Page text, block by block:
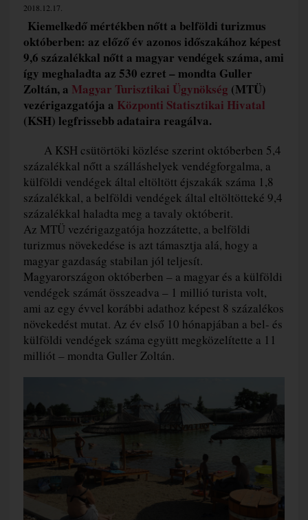
2018.12.17.
Kiemelkedő mértékben nőtt a belföldi turizmus
októberben: az előző év azonos időszakához képest
9,6 százalékkal nőtt a magyar vendégek száma, ami
így meghaladta az 530 ezret – mondta Guller
Zoltán, a Magyar Turisztikai Ügynökség (MTÜ)
vezérigazgatója a Központi Statisztikai Hivatal
(KSH) legfrissebb adataira reagálva.
A KSH csütörtöki közlése szerint októberben 5,4
százalékkal nőtt a szálláshelyek vendégforgalma, a
külföldi vendégek által eltöltött éjszakák száma 1,8
százalékkal, a belföldi vendégek által eltöltötteké 9,4
százalékkal haladta meg a tavaly októberit.
Az MTÜ vezérigazgatója hozzátette, a belföldi
turizmus növekedése is azt támasztja alá, hogy a
magyar gazdaság stabilan jól teljesít.
Magyarországon októberben – a magyar és a külföldi
vendégek számát összeadva – 1 millió turista volt,
ami az egy évvel korábbi adathoz képest 8 százalékos
növekedést mutat. Az év első 10 hónapjában a bel- és
külföldi vendégek száma együtt megközelítette a 11
milliót – mondta Guller Zoltán.